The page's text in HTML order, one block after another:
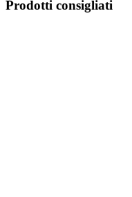
Prodotti consigliati